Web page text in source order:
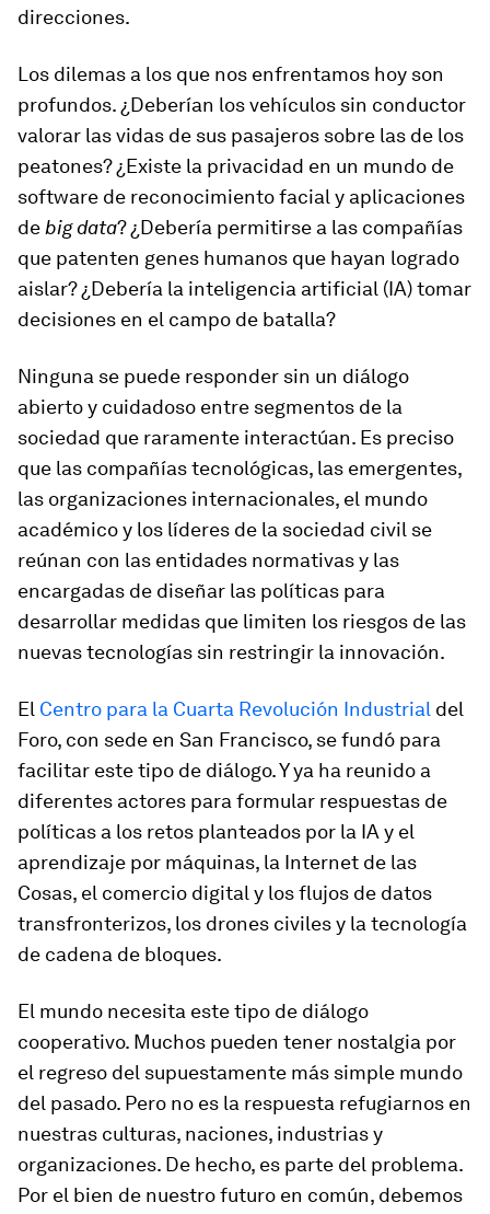
direcciones.
Los dilemas a los que nos enfrentamos hoy son
profundos. ¿Deberían los vehículos sin conductor
valorar las vidas de sus pasajeros sobre las de los
peatones? ¿Existe la privacidad en un mundo de
software de reconocimiento facial y aplicaciones
debig data? ¿Debería permitirse a las compañías
que patenten genes humanos que hayan logrado
aislar? ¿Debería la inteligencia artificial (IA) tomar
decisiones en el campo de batalla?
Ninguna se puede responder sin un diálogo
abierto y cuidadoso entre segmentos de la
sociedad que raramente interactúan. Es preciso
que las compañías tecnológicas, las emergentes,
las organizaciones internacionales, el mundo
académico y los líderes de la sociedad civil se
reúnan con las entidades normativas y las
encargadas de diseñar las políticas para
desarrollar medidas que limiten los riesgos de las
nuevas tecnologías sin restringir la innovación.
El Centro para la Cuarta Revolución Industrial del
Foro, con sede en San Francisco, se fundó para
facilitar este tipo de diálogo. Y ya ha reunido a
diferentes actores para formular respuestas de
políticas a los retos planteados por la IA y el
aprendizaje por máquinas, la Internet de las
Cosas, el comercio digital y los flujos de datos
transfronterizos, los drones civiles y la tecnología
de cadena de bloques.
El mundo necesita este tipo de diálogo
cooperativo. Muchos pueden tener nostalgia por
el regreso del supuestamente más simple mundo
del pasado. Pero no es la respuesta refugiarnos en
nuestras culturas, naciones, industrias y
organizaciones. De hecho, es parte del problema.
Por el bien de nuestro futuro en común, debemos